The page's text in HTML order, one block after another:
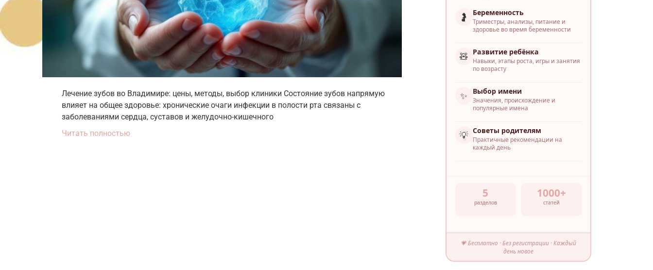
Лечение зубов во Владимире: цены, методы, выбор клиники Состояние зубов напрямую
влияет на общее здоровье: хронические очаги инфекции в полости рта связаны с
заболеваниями сердца, суставов и желудочно-кишечного
Читать полностью
🤰 Беременность
Триместры, анализы, питание и
здоровье во время беременности
🧸 Развитие ребёнка
Навыки, этапы роста, игры и занятия
по возрасту
✨ Выбор имени
Значения, происхождение и
популярные имена
💡 Советы родителям
Практичные рекомендации на
каждый день
5
разделов
1000+
статей
💗 Бесплатно · Без регистрации · Каждый
день новое